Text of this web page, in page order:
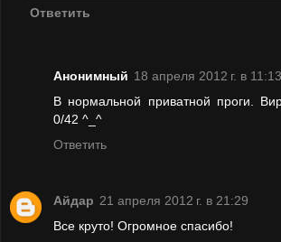
Ответить
Анонимный 18 апреля 2012 г. в 11:13
В нормальной приватной проги.
0/42 ^_^
Ответить
Айдар 21 апреля 2012 г. в 21:29
Все круто! Огромное спасибо!